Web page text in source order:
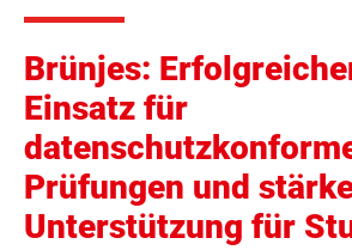
Brünjes:
Einsatz für
Prüfungen und
Unterstützung für